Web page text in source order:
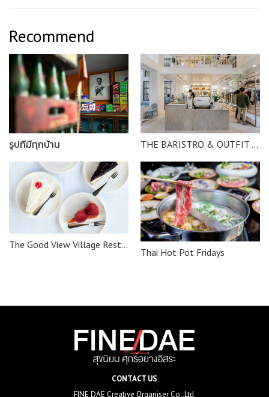
Recommend
รูปที่มีทุกบ้าน THE BARISTRO & OUTFIT OF THE DAY
The Good View Village Restaurant & Karaoke : Coffee Beans by Dao
Thai Hot Pot Fridays
CONTACT US
FINE DAE Creative Organiser Co.,Ltd.